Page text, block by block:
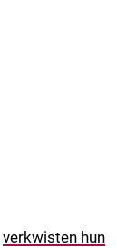
verkwisten hun